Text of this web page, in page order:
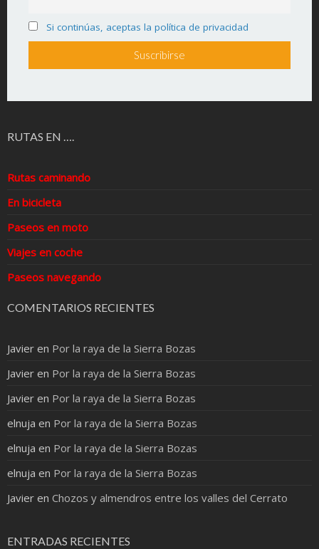
Si continúas, aceptas la política de privacidad
RUTAS EN ….
Rutas caminando
En bicicleta
Paseos en moto
Viajes en coche
Paseos navegando
COMENTARIOS RECIENTES
Javier en Por la raya de la Sierra Bozas
Javier en Por la raya de la Sierra Bozas
Javier en Por la raya de la Sierra Bozas
elnuja en Por la raya de la Sierra Bozas
elnuja en Por la raya de la Sierra Bozas
elnuja en Por la raya de la Sierra Bozas
Javier en Chozos y almendros entre los valles del Cerrato
ENTRADAS RECIENTES